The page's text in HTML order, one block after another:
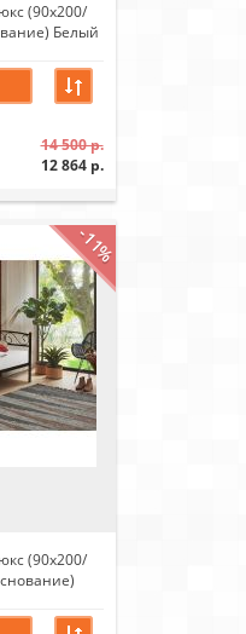
(90х200/
Белый
14 500 р.
12 864 р.
-11%
(90х200/